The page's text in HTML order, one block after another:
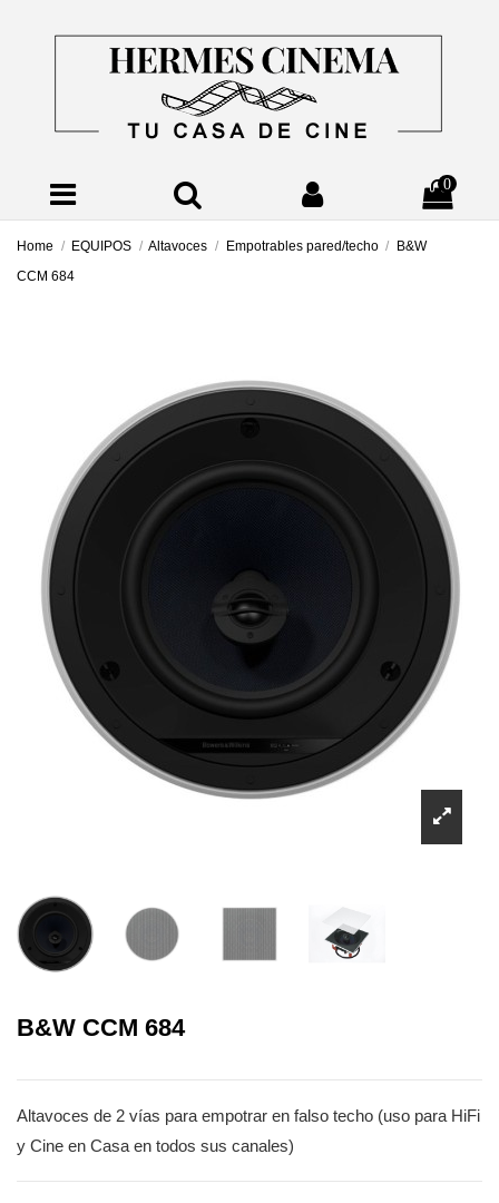
0
Home EQUIPOS Altavoces Empotrables pared/techo
B&W
CCM 684
B&W CCM 684
Altavoces de 2 vías para empotrar en falso techo (uso para HiFi
y Cine en Casa en todos sus canales)